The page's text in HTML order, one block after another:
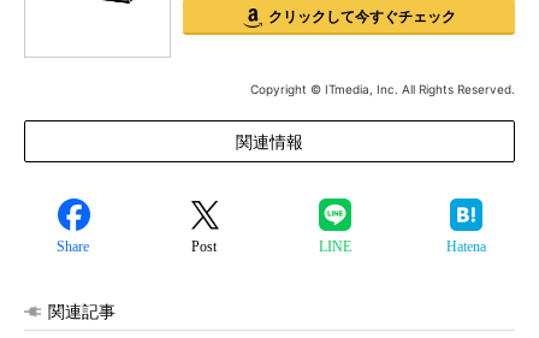
クリックして今すぐチェック
Copyright © ITmedia, Inc. All Rights Reserved.
関連情報
Share Post LINE Hatena
関連記事